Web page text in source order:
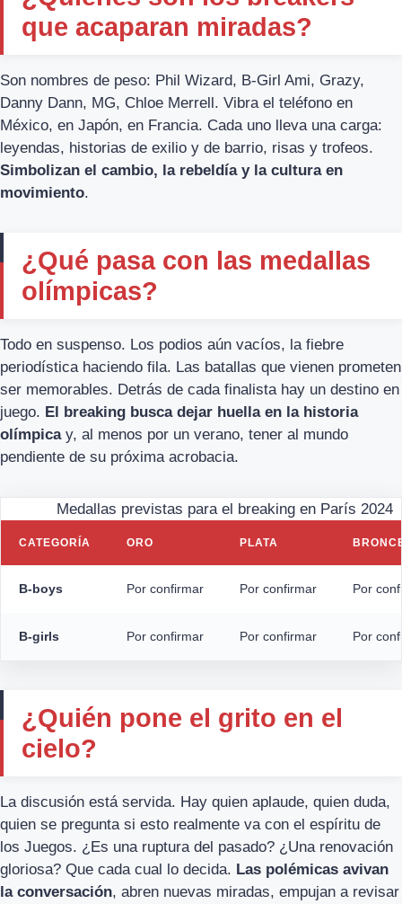
que acaparan miradas?
Son nombres de peso: Phil Wizard, B-Girl Ami, Grazy,
Danny Dann, MG, Chloe Merrell. Vibra el teléfono en
México, en Japón, en Francia. Cada uno lleva una carga:
leyendas, historias de exilio y de barrio, risas y trofeos.
Simbolizan el cambio, la rebeldía y la cultura en
movimiento.
¿Qué pasa con las medallas
olímpicas?
Todo en suspenso. Los podios aún vacíos, la fiebre
periodística haciendo fila. Las batallas que vienen prometen
ser memorables. Detrás de cada finalista hay un destino en
juego. El breaking busca dejar huella en la historia
olímpicay, al menos por un verano, tener al mundo
pendiente de su próxima acrobacia.
Medallas previstas para el breaking en París 2024
CATEGORÍA ORO PLATA
B-boys Por confirmar Por confirmar Por
B-girls Por confirmar Por confirmar Por
¿Quién pone el grito en el
cielo?
La discusión está servida. Hay quien aplaude, quien duda,
quien se pregunta si esto realmente va con el espíritu de
los Juegos. ¿Es una ruptura del pasado? ¿Una renovación
gloriosa? Que cada cual lo decida. Las polémicas avivan
la conversación, abren nuevas miradas, empujan a revisar